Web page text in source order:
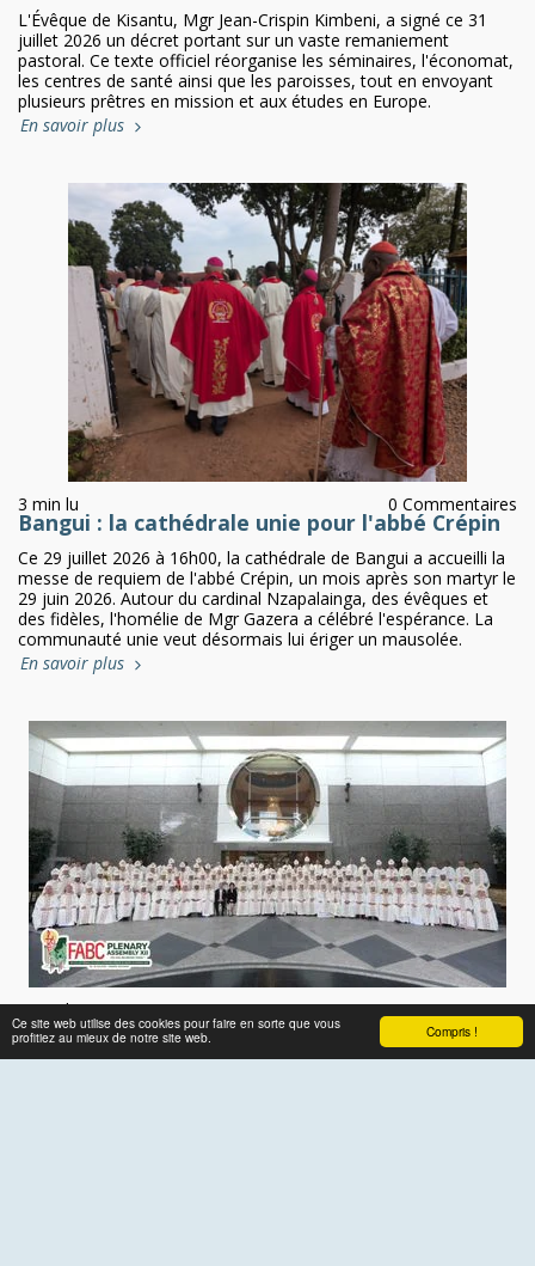
Compris !
Ce site web utilise des cookies pour faire en sorte que vous
profitiez au mieux de notre site web.
L'Évêque de Kisantu, Mgr Jean-Crispin Kimbeni, a signé ce 31
juillet 2026 un décret portant sur un vaste remaniement
pastoral. Ce texte officiel réorganise les séminaires, l'économat,
les centres de santé ainsi que les paroisses, tout en envoyant
plusieurs prêtres en mission et aux études en Europe.
En savoir plus
3 min lu 0 Commentaires
Bangui : la cathédrale unie pour l'abbé Crépin
Ce 29 juillet 2026 à 16h00, la cathédrale de Bangui a accueilli la
messe de requiem de l'abbé Crépin, un mois après son martyr le
29 juin 2026. Autour du cardinal Nzapalainga, des évêques et
des fidèles, l'homélie de Mgr Gazera a célébré l'espérance. La
communauté unie veut désormais lui ériger un mausolée.
En savoir plus
2 min lu 0 Commentaires
L'Église d'Asie se réinvente à Jakarta